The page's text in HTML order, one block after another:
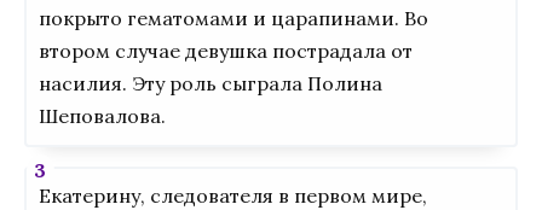
покрыто гематомами и царапинами. Во
втором случае девушка пострадала от
насилия. Эту роль сыграла Полина
Шеповалова.
Екатерину, следователя в первом мире,